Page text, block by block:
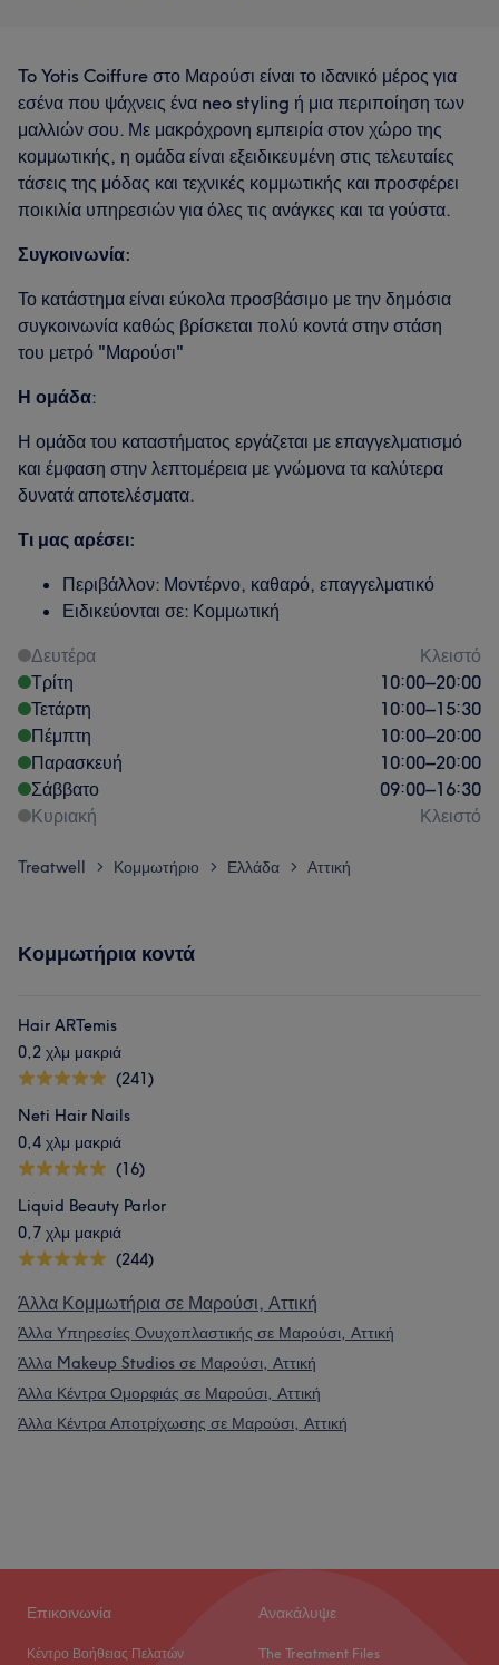
To Yotis Coiffure στο Μαρούσι είναι το ιδανικό μέρος για
εσένα που ψάχνεις ένα neo styling ή μια περιποίηση των
μαλλιών σου. Με μακρόχρονη εμπειρία στον χώρο της
κομμωτικής, η ομάδα είναι εξειδικευμένη στις τελευταίες
τάσεις της μόδας και τεχνικές κομμωτικής και προσφέρει
ποικιλία υπηρεσιών για όλες τις ανάγκες και τα γούστα.
Συγκοινωνία:
Το κατάστημα είναι εύκολα προσβάσιμο με την δημόσια
συγκοινωνία καθώς βρίσκεται πολύ κοντά στην στάση
του μετρό "Μαρούσι"
Η ομάδα:
Η ομάδα του καταστήματος εργάζεται με επαγγελματισμό
και έμφαση στην λεπτομέρεια με γνώμονα τα καλύτερα
δυνατά αποτελέσματα.
Τι μας αρέσει:
Περιβάλλον: Μοντέρνο, καθαρό, επαγγελματικό
Ειδικεύονται σε: Κομμωτική
Δευτέρα
Κλειστό
Τρίτη
10:00–20:00
Τετάρτη
10:00–15:30
Πέμπτη
10:00–20:00
Παρασκευή
10:00–20:00
Σάββατο
09:00–16:30
Κυριακή
Κλειστό
Treatwell > Κομμωτήριο > Ελλάδα > Αττική
Κομμωτήρια κοντά
Hair ARTemis
0,2 χλμ μακριά
(241)
Neti Hair Nails
0,4 χλμ μακριά
(16)
Liquid Beauty Parlor
0,7 χλμ μακριά
(244)
Άλλα Κομμωτήρια σε Μαρούσι, Αττική
Άλλα Υπηρεσίες Ονυχοπλαστικής σε Μαρούσι, Αττική
Άλλα Makeup Studios σε Μαρούσι, Αττική
Άλλα Κέντρα Ομορφιάς σε Μαρούσι, Αττική
Άλλα Κέντρα Αποτρίχωσης σε Μαρούσι, Αττική
Επικοινωνία
Κέντρο Βοήθειας Πελατών
Ανακάλυψε
The Treatment Files